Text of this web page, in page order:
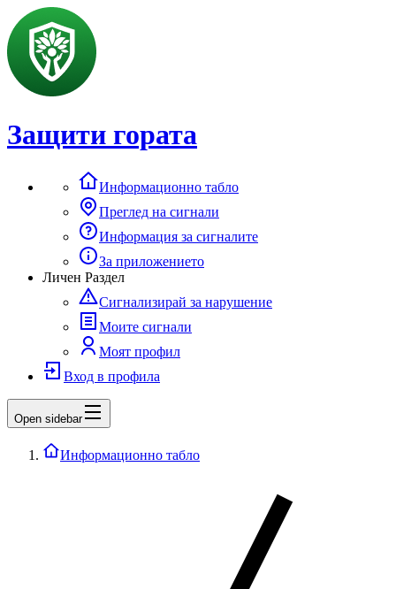
Защити гората
Информационно табло
Преглед на сигнали
Информация за сигналите
За приложението
Личен Раздел
Сигнализирай за нарушение
Моите сигнали
Моят профил
Вход в профила
Open sidebar
Информационно табло